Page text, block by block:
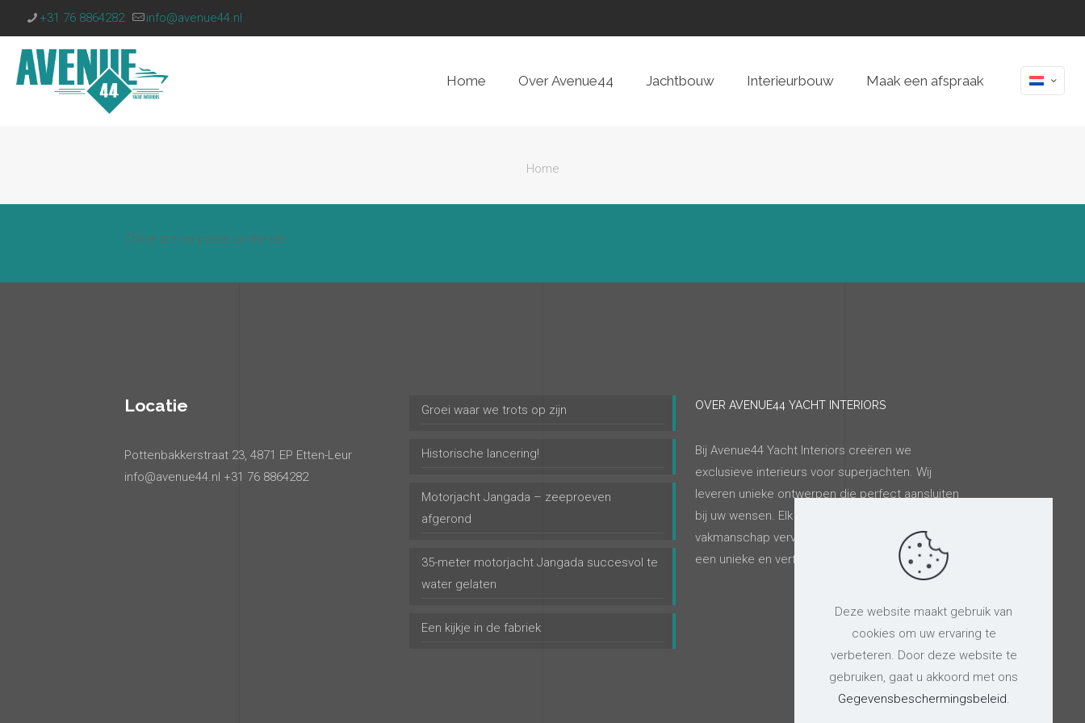
+31 76 8864282 info@avenue44.nl
Home Over Avenue44 Jachtbouw Interieurbouw Maak een afspraak
Home
There are no posts on the list.
Locatie
Pottenbakkerstraat 23, 4871 EP Etten-Leur
info@avenue44.nl +31 76 8864282
Groei waar we trots op zijn
Historische lancering!
Motorjacht Jangada – zeeproeven
afgerond
35-meter motorjacht Jangada succesvol te
water gelaten
Een kijkje in de fabriek
OVER AVENUE44 YACHT INTERIORS
Bij Avenue44 Yacht Interiors creëren we
exclusieve interieurs voor superjachten. Wij
leveren unieke ontwerpen die perfect aansluiten
bij uw wensen. Elk detail wordt met precisie en
vakmanschap vervaardigd om uw superjacht
een unieke en verfijnde uitstraling te geven.
Deze website maakt gebruik van
cookies om uw ervaring te
verbeteren. Door deze website te
gebruiken, gaat u akkoord met ons
Gegevensbeschermingsbeleid.